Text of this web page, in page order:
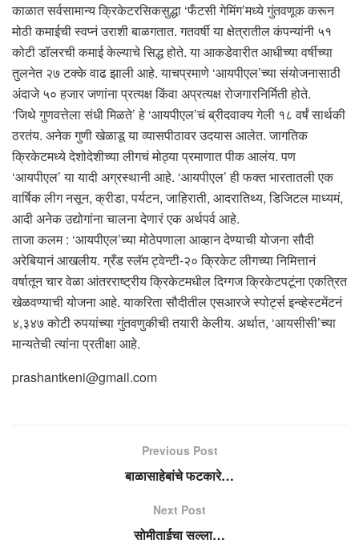
काळात सर्वसामान्य क्रिकेटरसिकसुद्धा ‘फँटसी गेमिंग’मध्ये गुंतवणूक करून
मोठी कमाईची स्वप्नं उराशी बाळगतात. गतवर्षी या क्षेत्रातील कंपन्यांनी ५१
कोटी डॉलरची कमाई केल्याचे सिद्ध होते. या आकडेवारीत आधीच्या वर्षीच्या
तुलनेत २७ टक्के वाढ झाली आहे. याचप्रमाणे ‘आयपीएल’च्या संयोजनासाठी
अंदाजे ५० हजार जणांना प्रत्यक्ष किंवा अप्रत्यक्ष रोजगारनिर्मिती होते.
‘जिथे गुणवत्तेला संधी मिळते’ हे ‘आयपीएल’चं ब्रीदवाक्य गेली १८ वर्षं सार्थकी
ठरतंय. अनेक गुणी खेळाडू या व्यासपीठावर उदयास आलेत. जागतिक
क्रिकेटमध्ये देशोदेशीच्या लीगचं मोठ्या प्रमाणात पीक आलंय. पण
‘आयपीएल’ या यादी अग्रस्थानी आहे. ‘आयपीएल’ ही फक्त भारतातली एक
वार्षिक लीग नसून, क्रीडा, पर्यटन, जाहिराती, आदरातिथ्य, डिजिटल माध्यमं,
आदी अनेक उद्योगांना चालना देणारं एक अर्थपर्व आहे.
ताजा कलम : ‘आयपीएल’च्या मोठेपणाला आव्हान देण्याची योजना सौदी
अरेबियानं आखलीय. ग्रँड स्लॅम ट्वेन्टी-२० क्रिकेट लीगच्या निमित्तानं
वर्षातून चार वेळा आंतरराष्ट्रीय क्रिकेटमधील दिग्गज क्रिकेटपटूंना एकत्रित
खेळवण्याची योजना आहे. याकरिता सौदीतील एसआरजे स्पोर्ट्स इन्व्हेस्टमेंटनं
४,३४७ कोटी रुपयांच्या गुंतवणुकीची तयारी केलीय. अर्थात, ‘आयसीसी’च्या
मान्यतेची त्यांना प्रतीक्षा आहे.
prashantkeni@gmail.com
Previous Post
बाळासाहेबांचे फटकारे…
Next Post
सोमीताईचा सल्ला…